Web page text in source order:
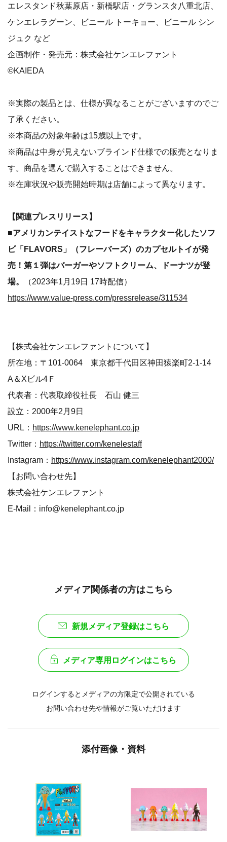
エレスタンド秋葉原店・新橋駅店・グランスタ八重北店、
ケンエレラグーン、ビニール トーキョー、ビニール シン
ジュク など
企画制作・発売元：株式会社ケンエレファント
©KAIEDA
※実際の製品とは、仕様が異なることがございますのでご
了承ください。
※本商品の対象年齢は15歳以上です。
※商品は中身が見えないブラインド仕様での販売となりま
す。商品を選んで購入することはできません。
※在庫状況や販売開始時期は店舗によって異なります。
【関連プレスリリース】
■アメリカンテイストなフードをキャラクター化したソフ
ビ「FLAVORS」（フレーバーズ）のカプセルトイが発
売！第１弾はバーガーやソフトクリーム、ドーナツが登
場。
（2023年1月19日 17時配信）
https://www.value-press.com/pressrelease/311534
【株式会社ケンエレファントについて】
所在地：〒101-0064 東京都千代田区神田猿楽町2-1-14
A＆Xビル4Ｆ
代表者：代表取締役社長 石山 健三
設立：2000年2月9日
URL： https://www.kenelephant.co.jp
Twitter： https://twitter.com/kenelestaff
Instagram： https://www.instagram.com/kenelephant2000/
【お問い合わせ先】
株式会社ケンエレファント
E-Mail：info@kenelephant.co.jp
メディア関係者の方はこちら
新規メディア登録はこちら
メディア専用ログインはこちら
ログインするとメディアの方限定で公開されている
お問い合わせ先や情報がご覧いただけます
添付画像・資料